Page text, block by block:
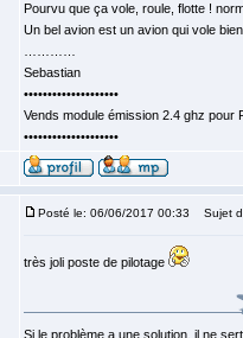
Pourvu que ça vole, roule, flotte !
Un bel avion est un avion qui vole
Sebastian
••••••••••••••••••••
Vends module émission 2.4 ghz
••••••••••••••••••••
Posté le: 06/06/2017 00:33 Sujet
très joli poste de pilotage
Si le problème a une solution, il ne